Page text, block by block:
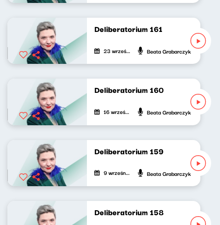
Deliberatorium 161
23 września 2023 Beata Grabarczyk
Deliberatorium 160
16 września 2023 Beata Grabarczyk
Deliberatorium 159
9 września 2023 Beata Grabarczyk
Deliberatorium 158